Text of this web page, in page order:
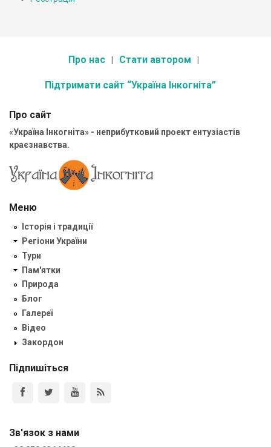
Про нас Стати автором
Підтримати сайт “Україна Інкогніта”
Про сайт
«Україна Інкогніта» - неприбутковий проект ентузіастів
краєзнавства.
Меню
Історія і традиції
Регіони України
Тури
Пам'ятки
Природа
Блог
Галереї
Відео
Закордон
Підпишіться
Зв'язок з нами